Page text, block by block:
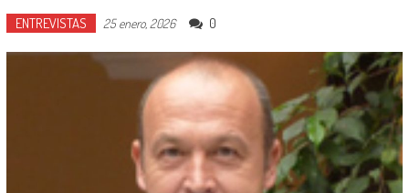
ENTREVISTAS 25 enero, 2026 0